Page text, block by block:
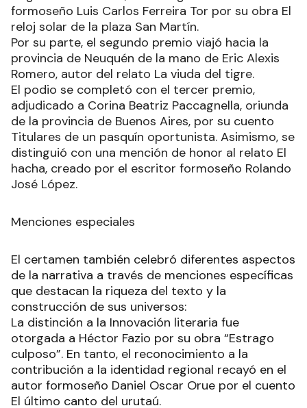
formoseño Luis Carlos Ferreira Tor por su obra El
reloj solar de la plaza San Martín.
Por su parte, el segundo premio viajó hacia la
provincia de Neuquén de la mano de Eric Alexis
Romero, autor del relato La viuda del tigre.
El podio se completó con el tercer premio,
adjudicado a Corina Beatriz Paccagnella, oriunda
de la provincia de Buenos Aires, por su cuento
Titulares de un pasquín oportunista. Asimismo, se
distinguió con una mención de honor al relato El
hacha, creado por el escritor formoseño Rolando
José López.
Menciones especiales
El certamen también celebró diferentes aspectos
de la narrativa a través de menciones específicas
que destacan la riqueza del texto y la
construcción de sus universos:
La distinción a la Innovación literaria fue
otorgada a Héctor Fazio por su obra “Estrago
culposo”. En tanto, el reconocimiento a la
contribución a la identidad regional recayó en el
autor formoseño Daniel Oscar Orue por el cuento
El último canto del urutaú.